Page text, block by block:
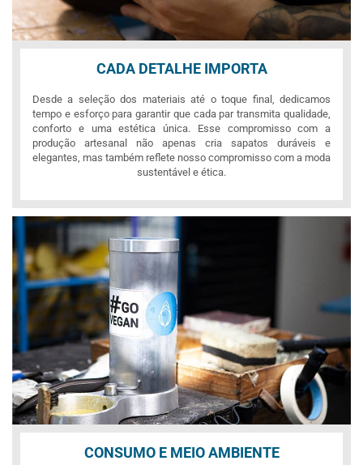
CADA DETALHE IMPORTA
Desde a seleção dos materiais até o toque final, dedicamos
tempo e esforço para garantir que cada par transmita qualidade,
conforto e uma estética única. Esse compromisso com a
produção artesanal não apenas cria sapatos duráveis e
elegantes, mas também reflete nosso compromisso com a moda
sustentável e ética.
CONSUMO E MEIO AMBIENTE